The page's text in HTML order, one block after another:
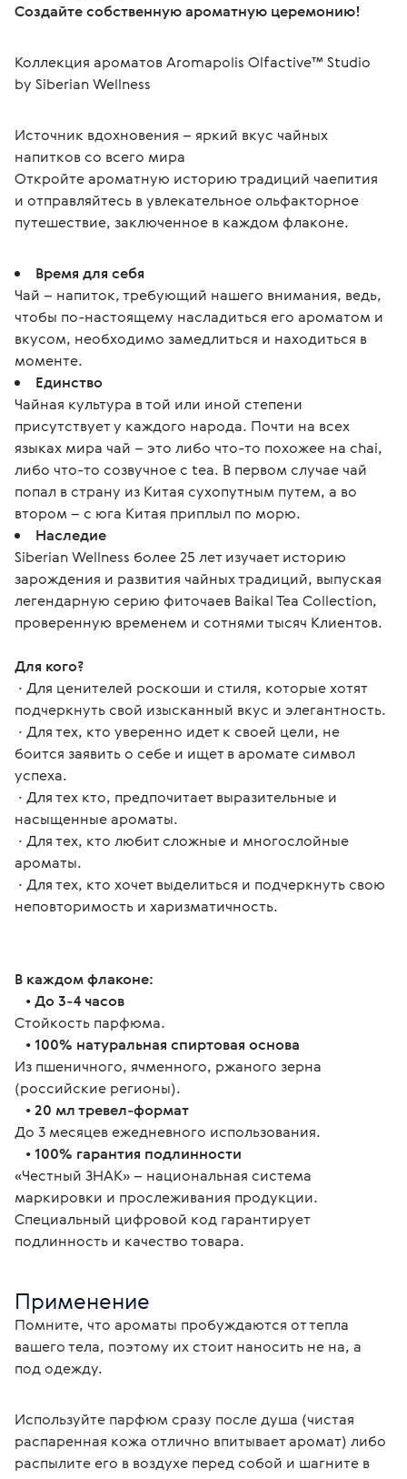
Создайте собственную ароматную церемонию!
Коллекция ароматов Aromapolis Olfactive™ Studio
by Siberian Wellness
Источник вдохновения – яркий вкус чайных
напитков со всего мира
Откройте ароматную историю традиций чаепития
и отправляйтесь в увлекательное ольфакторное
путешествие, заключенное в каждом флаконе.
Время для себя
Чай – напиток, требующий нашего внимания, ведь,
чтобы по-настоящему насладиться его ароматом и
вкусом, необходимо замедлиться и находиться в
моменте.
Единство
Чайная культура в той или иной степени
присутствует у каждого народа. Почти на всех
языках мира чай – это либо что-то похожее на chai,
либо что-то созвучное с tea. В первом случае чай
попал в страну из Китая сухопутным путем, а во
втором – с юга Китая приплыл по морю.
Наследие
Siberian Wellness более 25 лет изучает историю
зарождения и развития чайных традиций, выпуская
легендарную серию фиточаев Baikal Tea Collection,
проверенную временем и сотнями тысяч Клиентов.
Для кого?
∙ Для ценителей роскоши и стиля, которые хотят
подчеркнуть свой изысканный вкус и элегантность.
∙ Для тех, кто уверенно идет к своей цели, не
боится заявить о себе и ищет в аромате символ
успеха.
∙ Для тех кто, предпочитает выразительные и
насыщенные ароматы.
∙ Для тех, кто любит сложные и многослойные
ароматы.
∙ Для тех, кто хочет выделиться и подчеркнуть свою
неповторимость и харизматичность.
В каждом флаконе:
• До 3-4 часов
Стойкость парфюма.
• 100% натуральная спиртовая основа
Из пшеничного, ячменного, ржаного зерна
(российские регионы).
• 20 мл тревел-формат
До 3 месяцев ежедневного использования.
• 100% гарантия подлинности
«Честный ЗНАК» – национальная система
маркировки и прослеживания продукции.
Специальный цифровой код гарантирует
подлинность и качество товара.
Применение
Помните, что ароматы пробуждаются от тепла
вашего тела, поэтому их стоит наносить не на, а
под одежду.
Используйте парфюм сразу после душа (чистая
распаренная кожа отлично впитывает аромат) либо
распылите его в воздухе перед собой и шагните в